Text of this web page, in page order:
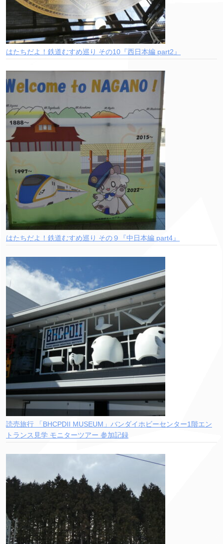
はたちだよ！鉄道むすめ巡り その10『西日本編 part2』
はたちだよ！鉄道むすめ巡り その９『中日本編 part4』
読売旅行 「BHCPDII MUSEUM」バンダイホビーセンター1階エン
トランス見学 モニターツアー 参加記録